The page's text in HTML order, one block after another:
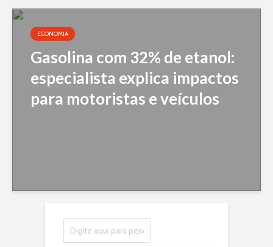
ECONOMIA
Gasolina com 32% de etanol:
especialista explica impactos
para motoristas e veículos